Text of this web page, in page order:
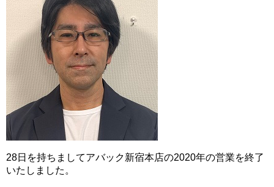
28日を持ちましてアバック新宿本店の2020年の営業を終了
いたしました。